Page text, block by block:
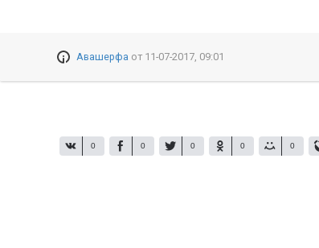
Авашерфа от 11-07-2017, 09:01
0 0 0 0 0